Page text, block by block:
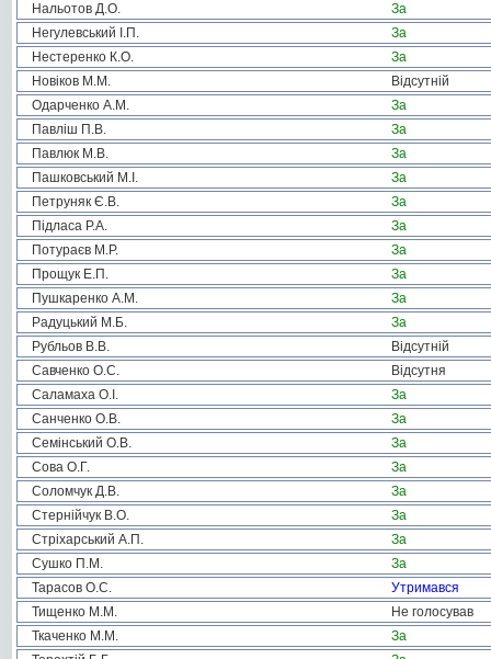
Нальотов Д.О.
За
Негулевський І.П.
За
Нестеренко К.О.
За
Новіков М.М.
Відсутній
Одарченко А.М.
За
Павліш П.В.
За
Павлюк М.В.
За
Пашковський М.І.
За
Петруняк Є.В.
За
Підласа Р.А.
За
Потураєв М.Р.
За
Прощук Е.П.
За
Пушкаренко А.М.
За
Радуцький М.Б.
За
Рубльов В.В.
Відсутній
Савченко О.С.
Відсутня
Саламаха О.І.
За
Санченко О.В.
За
Семінський О.В.
За
Сова О.Г.
За
Соломчук Д.В.
За
Стернійчук В.О.
За
Стріхарський А.П.
За
Сушко П.М.
За
Тарасов О.С.
Утримався
Тищенко М.М.
Не голосував
Ткаченко М.М.
За